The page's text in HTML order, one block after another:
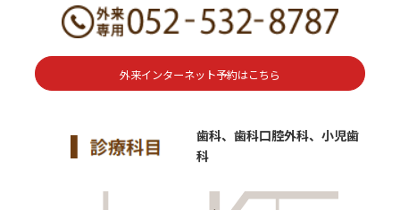
外来インターネット予約はこちら
歯科、歯科口腔外科、小児歯
科